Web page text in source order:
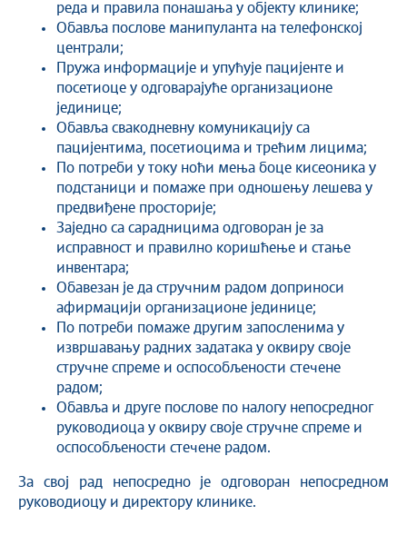
реда и правила понашања у објекту клинике;
Обавља послове манипуланта на телефонској
централи;
Пружа информације и упућује пацијенте и
посетиоце у одговарајуће организационе
јединице;
Обавља свакодневну комуникацију са
пацијентима, посетиоцима и трећим лицима;
По потреби у току ноћи мења боце кисеоника у
подстаници и помаже при одношењу лешева у
предвиђене просторије;
Заједно са сарадницима одговоран је за
исправност и правилно коришћење и стање
инвентара;
Обавезан је да стручним радом доприноси
афирмацији организационе јединице;
По потреби помаже другим запосленима у
извршавању радних задатака у оквиру своје
стручне спреме и оспособљености стечене
радом;
Обавља и друге послове по налогу непосредног
руководиоца у оквиру своје стручне спреме и
оспособљености стечене радом.
За свој рад непосредно је одговоран непосредном
руководиоцу и директору клинике.